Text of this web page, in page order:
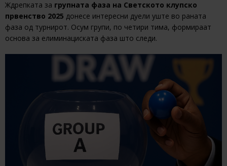
Ждрепката за групната фаза на Светското клупско
првенство 2025 донесе интересни дуели уште во раната
фаза од турнирот. Осум групи, по четири тима, формираат
основа за елиминациската фаза што следи.